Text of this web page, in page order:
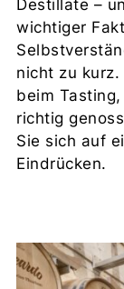
Destillate –
wichtiger
nicht zu kurz.
beim
richtig
Sie sich auf
Eindrücken.